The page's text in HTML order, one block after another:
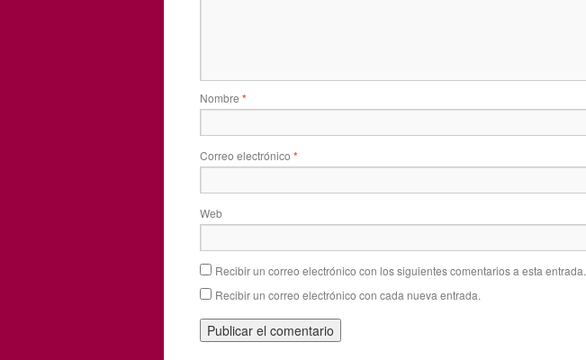
Nombre *
Correo electrónico *
Web
Recibir un correo electrónico con los siguientes comentarios a esta entrada.
Recibir un correo electrónico con cada nueva entrada.